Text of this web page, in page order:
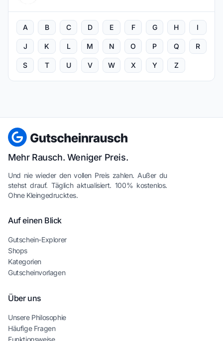
A B C D E F G H I
J K L M N O P Q R
S T U V W X Y Z
Mehr Rausch. Weniger Preis.
Und nie wieder den vollen Preis zahlen. Außer du
stehst drauf. Täglich aktualisiert. 100% kostenlos.
Ohne Kleingedrucktes.
Auf einen Blick
Gutschein-Explorer
Shops
Kategorien
Gutscheinvorlagen
Über uns
Unsere Philosophie
Häufige Fragen
Funktionsweise